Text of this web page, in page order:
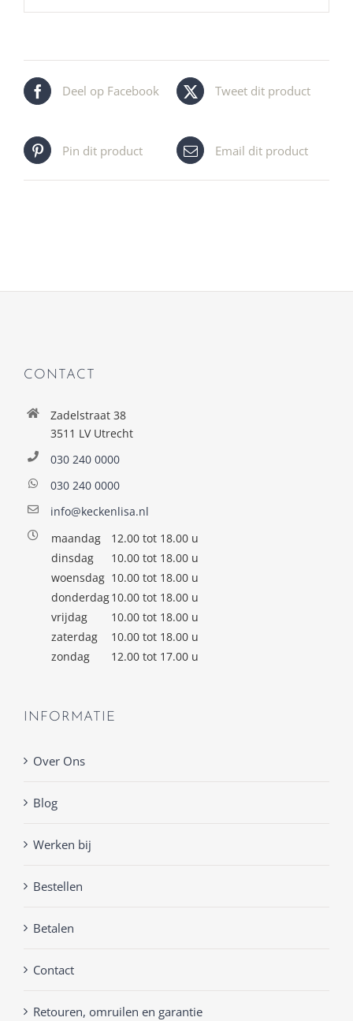
Deel op Facebook Tweet dit product
Pin dit product Email dit product
CONTACT
Zadelstraat 38
3511 LV Utrecht
030 240 0000
030 240 0000
info@keckenlisa.nl
maandag
12.00 tot 18.00 u
dinsdag
10.00 tot 18.00 u
woensdag 10.00 tot 18.00 u
donderdag10.00 tot 18.00 u
vrijdag
10.00 tot 18.00 u
zaterdag
10.00 tot 18.00 u
zondag
12.00 tot 17.00 u
INFORMATIE
Over Ons
Blog
Werken bij
Bestellen
Betalen
Contact
Retouren, omruilen en garantie